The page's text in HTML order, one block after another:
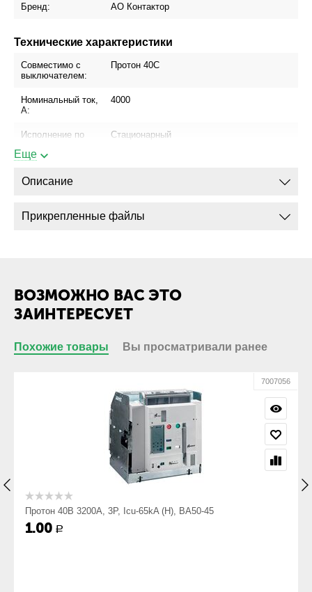
Бренд: АО Контактор
Технические характеристики
Совместимо с
выключателем:
Протон 40С
Номинальный ток,
А:
4000
Исполнение по
Стационарный
кабеля без
наконечника:
Габариты
59
Еще
Описание
Прикрепленные файлы
ВОЗМОЖНО ВАС ЭТО
ЗАИНТЕРЕСУЕТ
Похожие товары Вы просматривали ранее
7007056
Протон 40В 3200А, 3P, Icu-65kA (Н), ВА50-45
1.00 Р